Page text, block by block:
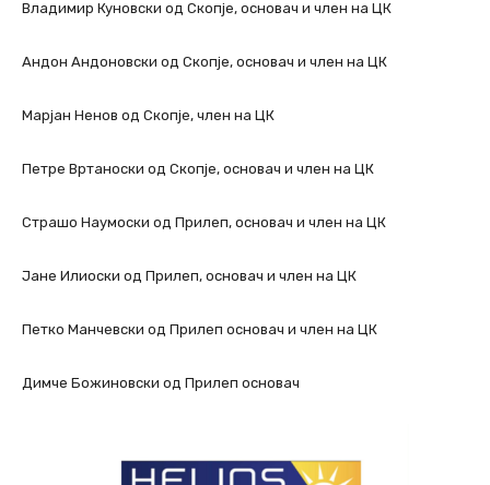
Владимир Куновски од Скопје, основач и член на ЦК
Андон Андоновски од Скопје, основач и член на ЦК
Марјан Ненов од Скопје, член на ЦК
Петре Вртаноски од Скопје, основач и член на ЦК
Страшо Наумоски од Прилеп, основач и член на ЦК
Јане Илиоски од Прилеп, основач и член на ЦК
Петко Манчевски од Прилеп основач и член на ЦК
Димче Божиновски од Прилеп основач